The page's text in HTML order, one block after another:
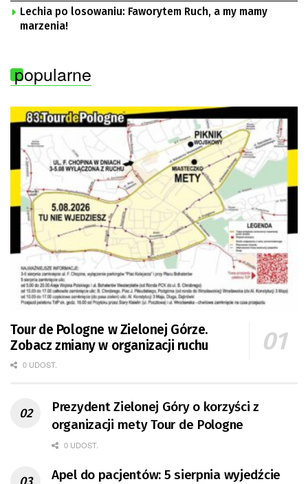
Lechia po losowaniu: Faworytem Ruch, a my mamy
marzenia!
popularne
Tour de Pologne w Zielonej Górze.
Zobacz zmiany w organizacji ruchu
0 UDOST.
Prezydent Zielonej Góry o korzyści z
organizacji mety Tour de Pologne
0 UDOST.
Apel do pacjentów: 5 sierpnia wyjedźcie